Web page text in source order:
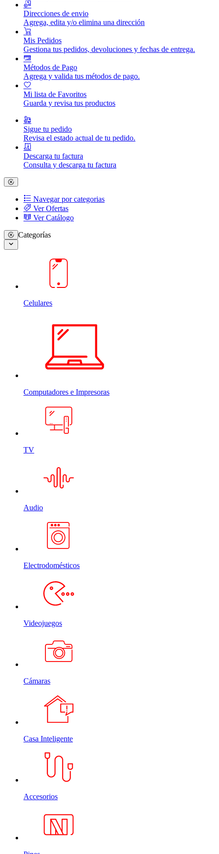
Direcciones de envio
Agrega, edita y/o elimina una dirección
Mis Pedidos
Gestiona tus pedidos, devoluciones y fechas de entrega.
Métodos de Pago
Agrega y valida tus métodos de pago.
Mi lista de Favoritos
Guarda y revisa tus productos
Sigue tu pedido
Revisa el estado actual de tu pedido.
Descarga tu factura
Consulta y descarga tu factura
Navegar por categorias
Ver Ofertas
Ver Catálogo
Categorías
Celulares
Computadores e Impresoras
TV
Audio
Electrodomésticos
Videojuegos
Cámaras
Casa Inteligente
Accesorios